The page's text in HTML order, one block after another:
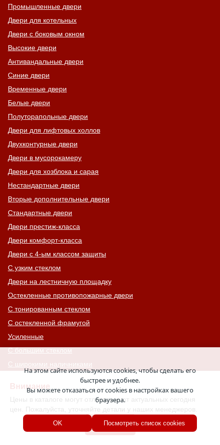
Внимание
Цены в каталоге могут отличаться от актуальных сегодня
цен. Пожалуйста, уточняйте детали у наших менеджеров.
Хорошо
Промышленные двери
Двери для котельных
Двери с боковым окном
Высокие двери
Антивандальные двери
Синие двери
Временные двери
Белые двери
Полуторапольные двери
Двери для лифтовых холлов
Двухконтурные двери
Двери в мусорокамеру
Двери для хозблока и сарая
Нестандартные двери
Вторые дополнительные двери
Стандартные двери
Двери престиж-класса
Двери комфорт-класса
Двери с 4-ым классом защиты
С узким стеклом
Двери на лестничную площадку
Остекленные противопожарные двери
С тонированным стеклом
С остекленной фрамугой
Усиленные
С большим стеклом
С широкими наличниками
С увеличенной и толстой коробкой
Двери с выдавленным рисунком
Двери с витражным остеклением
Двери с английской решеткой
На этом сайте используются cookies, чтобы сделать его
быстрее и удобнее.
Вы можете отказаться от cookies в настройках вашего
браузера.
OK Посмотреть список cookies